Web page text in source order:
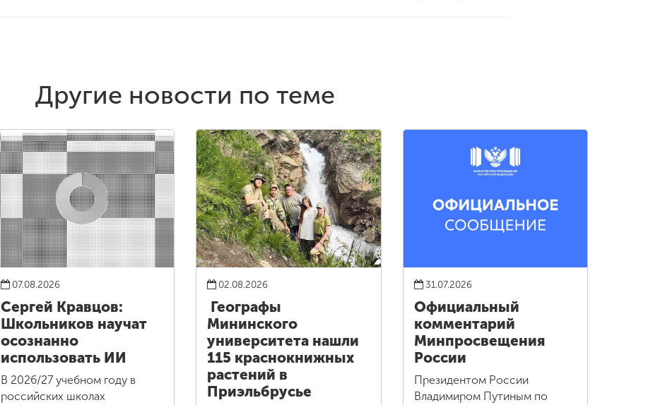
Другие новости по теме
07.08.2026
Сергей Кравцов:
Школьников научат
осознанно
использовать ИИ
В 2026/27 учебном году в
российских школах
02.08.2026
Географы
Мининского
университета нашли
115 краснокнижных
растений в
Приэльбрусье
31.07.2026
Официальный
комментарий
Минпросвещения
России
Президентом России
Владимиром Путиным по